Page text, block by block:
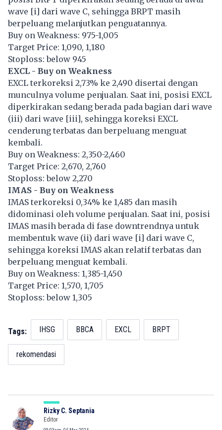
wave [i] dari wave C, sehingga BRPT masih
berpeluang melanjutkan penguatannya.
Buy on Weakness: 975-1,005
Target Price: 1,090, 1,180
Stoploss: below 945
EXCL - Buy on Weakness
EXCL terkoreksi 2,73% ke 2,490 disertai dengan
munculnya volume penjualan. Saat ini, posisi EXCL
diperkirakan sedang berada pada bagian dari wave
(iii) dari wave [iii], sehingga koreksi EXCL
cenderung terbatas dan berpeluang menguat
kembali.
Buy on Weakness: 2,350-2,460
Target Price: 2,670, 2,760
Stoploss: below 2,270
IMAS - Buy on Weakness
IMAS terkoreksi 0,34% ke 1,485 dan masih
didominasi oleh volume penjualan. Saat ini, posisi
IMAS masih berada di fase downtrendnya untuk
membentuk wave (ii) dari wave [i] dari wave C,
sehingga koreksi IMAS akan relatif terbatas dan
berpeluang menguat kembali.
Buy on Weakness: 1,385-1,450
Target Price: 1,570, 1,705
Stoploss: below 1,305
Tags: IHSG BBCA EXCL BRPT
rekomendasi
Rizky C. Septania
Editor